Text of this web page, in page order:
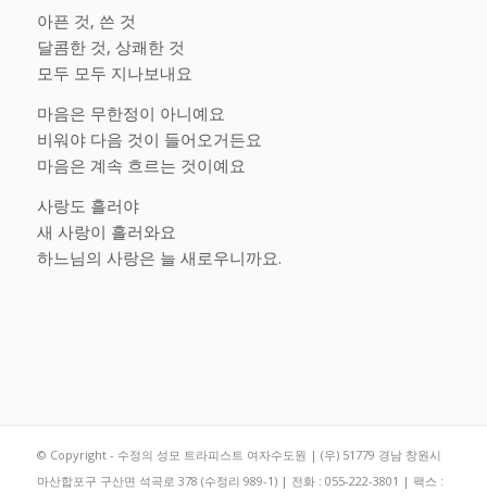
아픈 것, 쓴 것
달콤한 것, 상쾌한 것
모두 모두 지나보내요
마음은 무한정이 아니예요
비워야 다음 것이 들어오거든요
마음은 계속 흐르는 것이예요
사랑도 흘러야
새 사랑이 흘러와요
하느님의 사랑은 늘 새로우니까요.
© Copyright - 수정의 성모 트라피스트 여자수도원 | (우) 51779 경남 창원시
마산합포구 구산면 석곡로 378 (수정리 989-1) | 전화 : 055-222-3801 | 팩스 :